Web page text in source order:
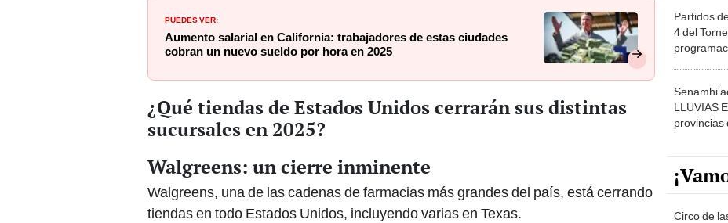
PUEDES VER:
Aumento salarial en California: trabajadores de estas ciudades
cobran un nuevo sueldo por hora en 2025
¿Qué tiendas de Estados Unidos cerrarán sus distintas
sucursales en 2025?
Walgreens: un cierre inminente
Walgreens, una de las cadenas de farmacias más grandes del país, está cerrando
tiendas en todo Estados Unidos, incluyendo varias en Texas.
Partidos
4 del
Senamhi
LLUVIAS
provincias
Circo de